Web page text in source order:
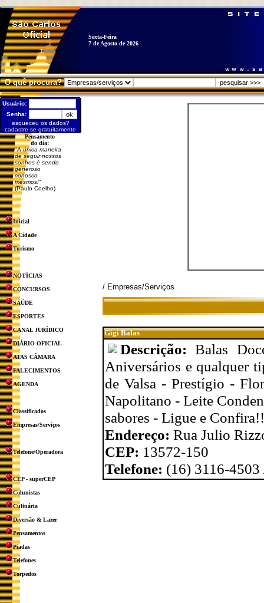
Sexta-Feira
7 de Agosto de 2026
O quê procura?
Usuário:
Senha:
esqueceu os dados?
cadastre-se gratuitamente
Pensamento
do dia:
"A única maneira
de seguir nossos
sonhos é sendo
generoso
conosco
mesmos!"
(Paulo Coelho)
Inicial
A Cidade
Turismo
NOTÍCIAS
CONCURSOS
SAÚDE
ESPORTES
CANAL JURÍDICO
DIÁRIO OFICIAL
ATAS CÂMARA
FALECIMENTOS
AGENDA
Classificados
Empresas/Serviços
Telefone/Operadora
CEP - superCEP
Colunistas
Culinária
Diversão & Lazer
Pensamentos
Piadas
Telefones
Torpedos
/ Empresas/Serviços
Gigi Balas
Descrição:Balas
Aniversários e qualquer
de Valsa - Prestígio -
Napolitano - Leite
sabores - Ligue e Confira!!
Endereço: Rua Julio
CEP: 13572-150
Telefone: (16) 3116-